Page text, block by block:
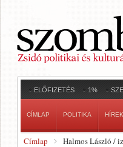
ELŐFIZETÉS 1%
CÍMLAP POLITIKA HÍREK
Címlap Halmos László /